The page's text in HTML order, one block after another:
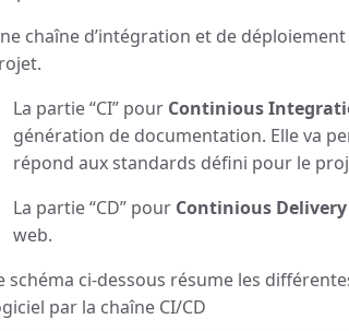
chaîne d’intégration et de
La partie “CI” pour Continious
génération de documentation. Elle va
répond aux standards défini pour le
La partie “CD” pour Continious Delivery
web.
schéma ci-dessous résume les
par la chaîne CI/CD